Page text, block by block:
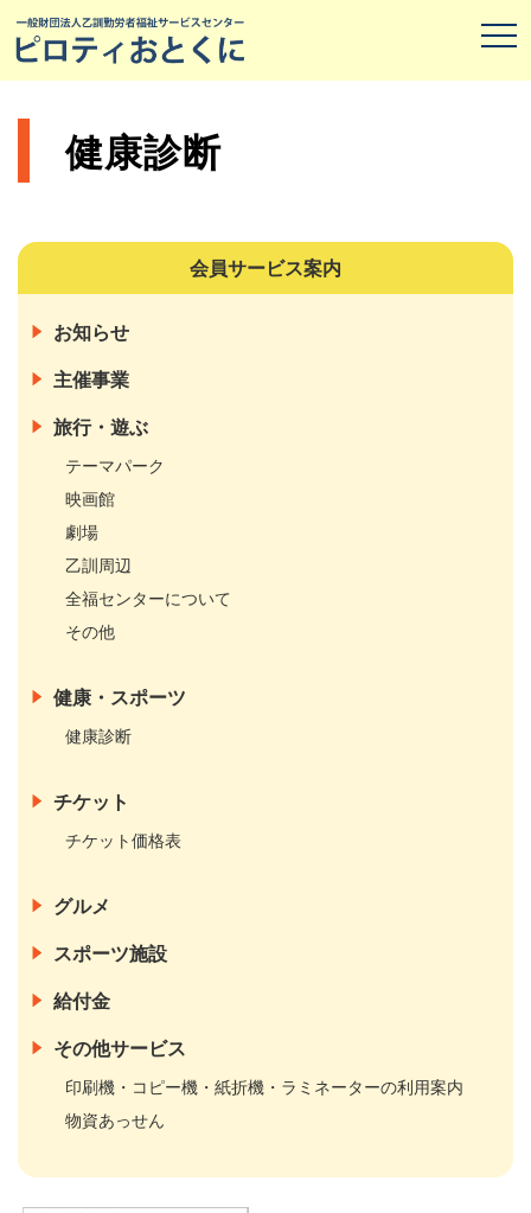
健康診断
会員サービス案内
お知らせ
主催事業
旅行・遊ぶ
テーマパーク
映画館
劇場
乙訓周辺
全福センターについて
その他
健康・スポーツ
健康診断
チケット
チケット価格表
グルメ
スポーツ施設
給付金
その他サービス
印刷機・コピー機・紙折機・ラミネーターの利用案内
物資あっせん